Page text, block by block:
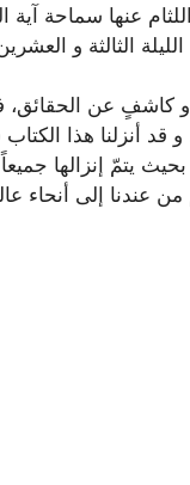
عنها سماحة آية
الثالثة و
عن الحقائق،
أنزلنا هذا
يتمّ إنزالها
عندنا إلى أنحاء